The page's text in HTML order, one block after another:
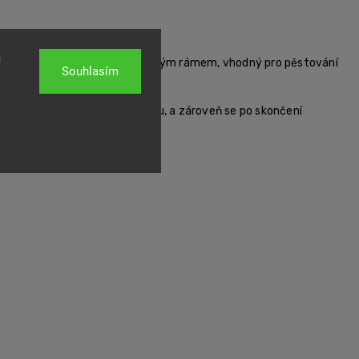
Souhlasím
pro výsadbu a bambusovým rámem, vhodný pro pěstování
kořenového balu, a zároveň se po skončení